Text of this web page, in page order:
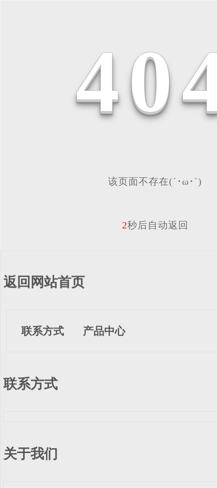
40
该页面不存在(´･ω･`)
2秒后自动返回
返回网站首页
联系方式 产品中心
联系方式
关于我们